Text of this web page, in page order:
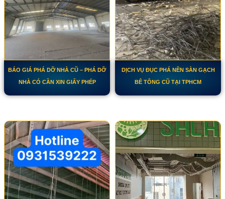
BÁO GIÁ PHÁ DỠ NHÀ CŨ – PHÁ DỠ
NHÀ CÓ CẦN XIN GIẤY PHÉP
DỊCH VỤ ĐỤC PHÁ NỀN SÀN GẠCH
BÊ TÔNG CŨ TẠI TPHCM